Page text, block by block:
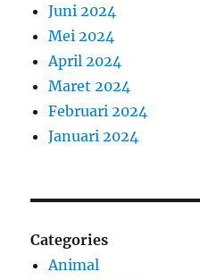
Juni 2024
Mei 2024
April 2024
Maret 2024
Februari 2024
Januari 2024
Categories
Animal